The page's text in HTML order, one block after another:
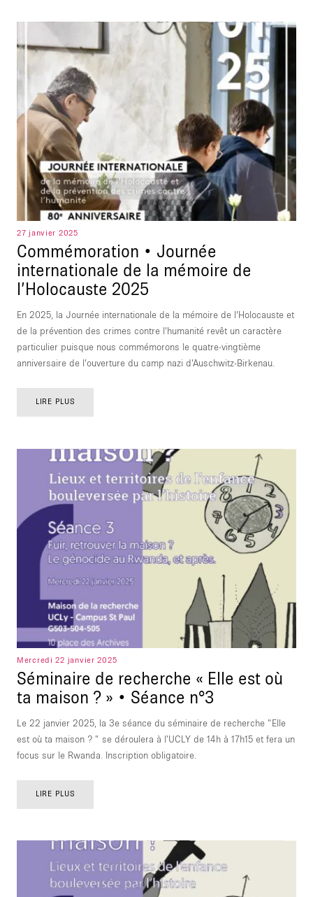
TAPER ENTRER POUR RECHERCHER OU ESC POUR FERMER
27 janvier 2025
Commémoration • Journée
internationale de la mémoire de
l’Holocauste 2025
En 2025, la Journée internationale de la mémoire de l’Holocauste et
de la prévention des crimes contre l’humanité revêt un caractère
particulier puisque nous commémorons le quatre-vingtième
anniversaire de l’ouverture du camp nazi d’Auschwitz-Birkenau.
LIRE PLUS
Mercredi 22 janvier 2025
Séminaire de recherche « Elle est où
ta maison ? » • Séance n°3
Le 22 janvier 2025, la 3e séance du séminaire de recherche "Elle
est où ta maison ? " se déroulera à l'UCLY de 14h à 17h15 et fera un
focus sur le Rwanda. Inscription obligatoire.
LIRE PLUS